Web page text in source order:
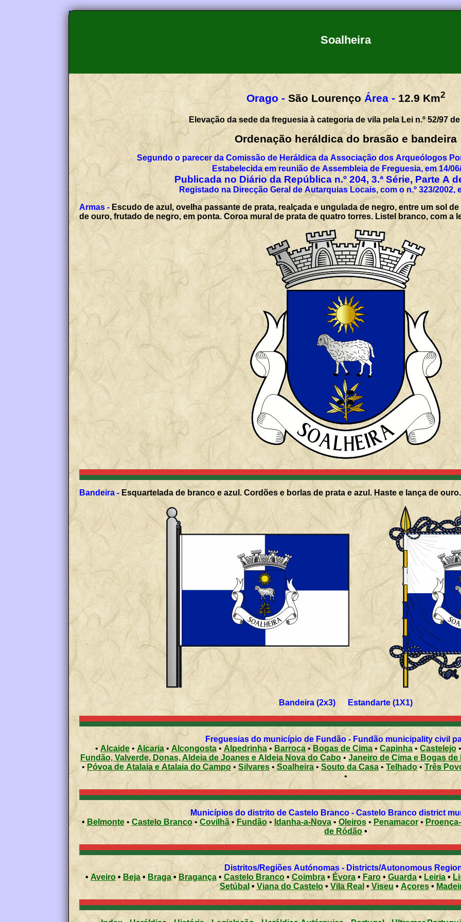
Soalheira
Orago - São Lourenço Área - 12.9 Km2
Elevação da sede da freguesia à categoria de vila pela Lei n.º 52/97 de
Ordenação heráldica do brasão e bandeira
Segundo o parecer da Comissão de Heráldica da Associação dos Arqueólogos
Estabelecida em reunião de Assembleia de Freguesia, em 14/
Publicada no Diário da República n.º 204, 3.ª Série, Parte A
Registado na Direcção Geral de Autarquias Locais, com o n.º 323/2002,
Armas - Escudo de azul, ovelha passante de prata, realçada e ungulada de negro, entre um sol
de ouro, frutado de negro, em ponta. Coroa mural de prata de quatro torres. Listel branco, com a
Bandeira - Esquartelada de branco e azul. Cordões e borlas de prata e azul. Haste e lança de ouro.
Bandeira (2x3) Estandarte (1X1)
Freguesias do município de Fundão - Fundão municipality civil
•Alcaide • Alcaria • Alcongosta • Alpedrinha • Barroca• Bogas de Cima • Capinha • Castelejo
Fundão, Valverde, Donas, Aldeia de Joanes e Aldeia Nova do Cabo • Janeiro de Cima e Bogas de
• Póvoa de Atalaia e Atalaia do Campo • Silvares • Soalheira •Souto da Casa • Telhado•Três
•
Municípios do distrito de Castelo Branco - Castelo Branco district
• Belmonte• Castelo Branco• Covilhã•Fundão• Idanha-a-Nova• Oleiros• Penamacor•
de Ródão •
Distritos/Regiões Autónomas - Districts/Autonomous
• Aveiro • Beja • Braga• Bragança • Castelo Branco • Coimbra •Évora • Faro • Guarda• Leiria •
Setúbal • Viana do Castelo• Vila Real • Viseu • Açores •